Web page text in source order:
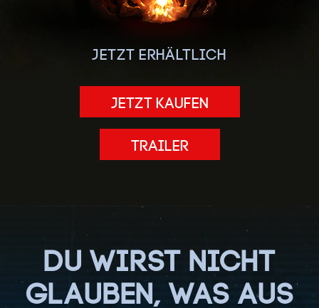
JETZT ERHÄLTLICH
JETZT KAUFEN
Trailer
DU WIRST NICHT
GLAUBEN, WAS AUS